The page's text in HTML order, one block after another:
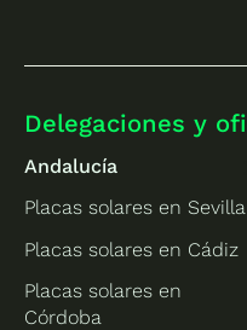
Delegaciones y
Andalucía
Placas solares en Sevilla
Placas solares en Cádiz
Placas solares en
Córdoba